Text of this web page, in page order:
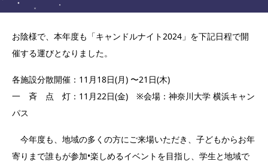
お陰様で、本年度も「キャンドルナイト2024」を下記日程で開
催する運びとなりました。
各施設分散開催：11月18日(月) 〜21日(木)
一 斉 点 灯：11月22日(金) ※会場：神奈川大学 横浜キャン
パス
今年度も、地域の多くの方にご来場いただき、子どもからお年
寄りまで誰もが参加•楽しめるイベントを目指し、学生と地域で